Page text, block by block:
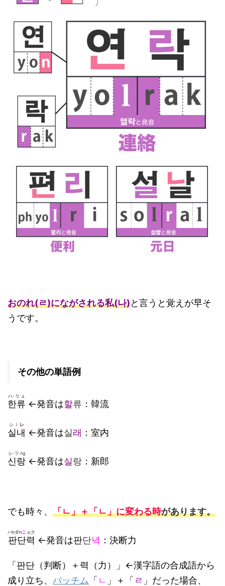
おのれ(ㄹ)にながされる私(나)と言うと覚えが早そ
うです。
その他の単語例
한류
ハ l リュ
←発音は할류 ：韓流
실내
シ lレ
←発音は실래 ：室内
신랑
シ lラng
←発音は실랑 ：新郎
でも時々、 「ㄴ」＋「ㄴ」に変わる時があります。
판단력
パnダnニ ョク
←発音は판단녁 ：決断力
「 판단（判断）＋ 력（力）」←漢字語の合成語から
成り立ち、 パッチム 「 ㄴ 」＋「 ㄹ 」だった場合、